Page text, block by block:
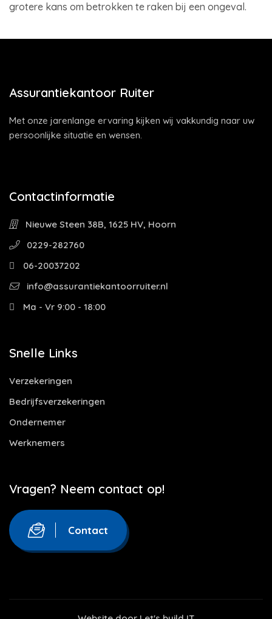
grotere kans om betrokken te raken bij een ongeval.
Assurantiekantoor Ruiter
Met onze jarenlange ervaring kijken wij vakkundig naar uw
persoonlijke situatie en wensen.
Contactinformatie
Nieuwe Steen 38B, 1625 HV, Hoorn
0229-282760
06-20037202
info@assurantiekantoorruiter.nl
Ma - Vr 9:00 - 18:00
Snelle Links
Verzekeringen
Bedrijfsverzekeringen
Ondernemer
Werknemers
Vragen? Neem contact op!
Contact